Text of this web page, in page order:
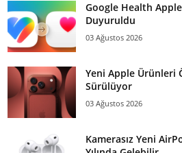
Google Health
Duyuruldu
03 Ağustos 2026
Yeni Apple Ürünleri
Sürülüyor
03 Ağustos 2026
Kamerasız Yeni